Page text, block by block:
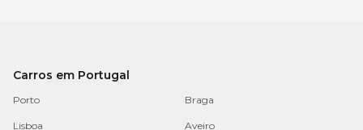
Carros em Portugal
Porto Braga
Lisboa Aveiro